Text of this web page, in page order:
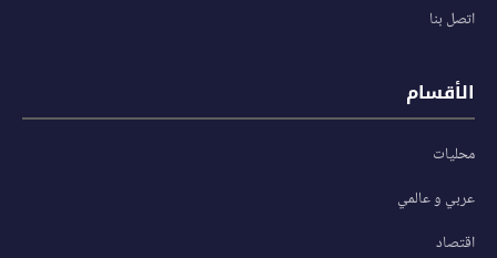
اتصل بنا
الأقسام
محليات
عربي و عالمي
اقتصاد